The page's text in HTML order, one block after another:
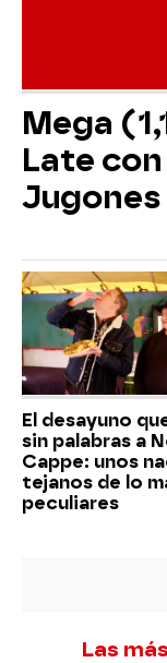
Mega
Late
Jugones
El desayuno
sin palabras a
Cappe: unos
tejanos de lo
peculiares
Las